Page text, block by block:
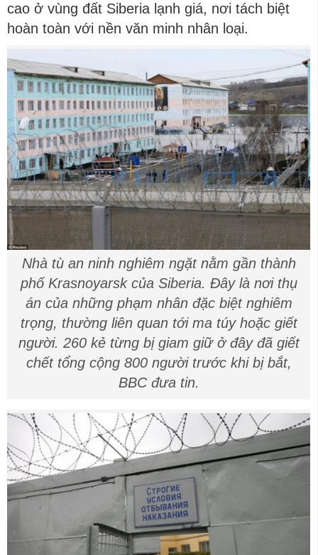
cao ở vùng đất Siberia lạnh giá, nơi tách biệt
hoàn toàn với nền văn minh nhân loại.
Nhà tù an ninh nghiêm ngặt nằm gần thành
phố Krasnoyarsk của Siberia. Đây là nơi thụ
án của những phạm nhân đặc biệt nghiêm
trọng, thường liên quan tới ma túy hoặc giết
người. 260 kẻ từng bị giam giữ ở đây đã giết
chết tổng cộng 800 người trước khi bị bắt,
BBC đưa tin.